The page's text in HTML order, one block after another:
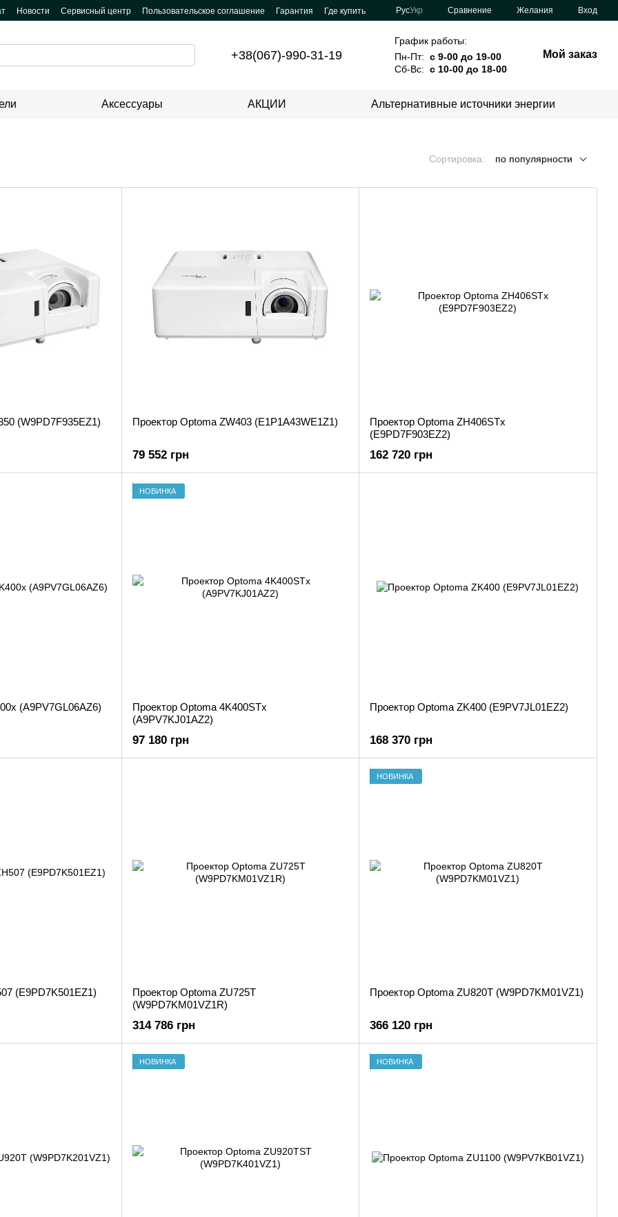
Новости Сервисный центр Пользовательское соглашение Гарантия Где купить РусУкр Сравнение Желания Вход
+38(067)-990-31-19
График работы:
Пн-Пт: с 9-00 до 19-00
Сб-Вс: с 10-00 до 18-00
Мой заказ
Аксессуары АКЦИИ Альтернативные источники энергии
Сортировка: по популярности
(W9PD7F935EZ1) Проектор Optoma ZW403 (E1P1A43WE1Z1)
79 552 грн
Проектор Optoma ZH406STx
(E9PD7F903EZ2)
162 720 грн
(A9PV7GL06AZ6)
НОВИНКА
Проектор Optoma 4K400STx
(A9PV7KJ01AZ2)
97 180 грн
Проектор Optoma ZK400 (E9PV7JL01EZ2)
168 370 грн
(E9PD7K501EZ1)
Проектор Optoma ZU725T
(W9PD7KM01VZ1R)
314 786 грн
НОВИНКА
Проектор Optoma ZU820T (W9PD7KM01VZ1)
366 120 грн
НОВИНКА НОВИНКА